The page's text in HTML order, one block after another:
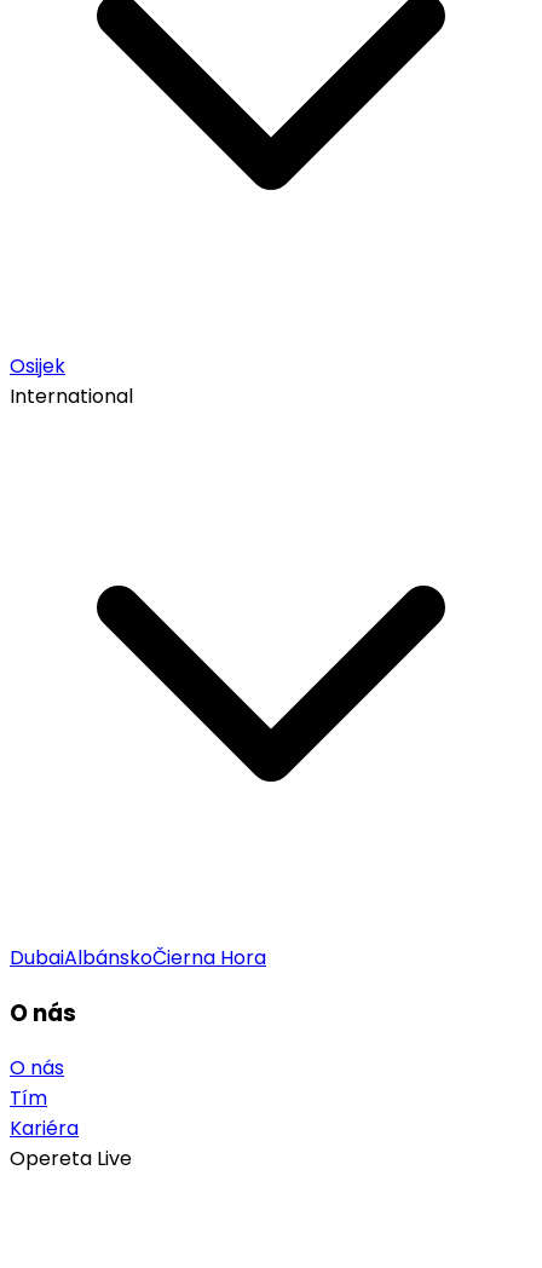
Osijek
International
DubaiAlbánskoČierna Hora
O nás
O nás
Tím
Kariéra
Opereta Live